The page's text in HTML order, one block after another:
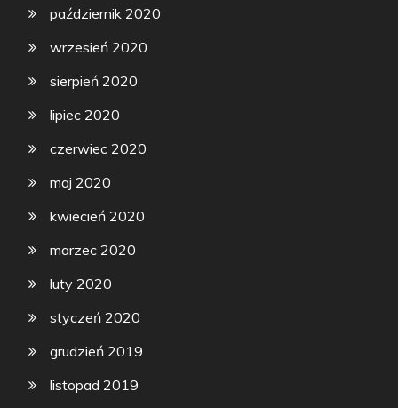
październik 2020
wrzesień 2020
sierpień 2020
lipiec 2020
czerwiec 2020
maj 2020
kwiecień 2020
marzec 2020
luty 2020
styczeń 2020
grudzień 2019
listopad 2019